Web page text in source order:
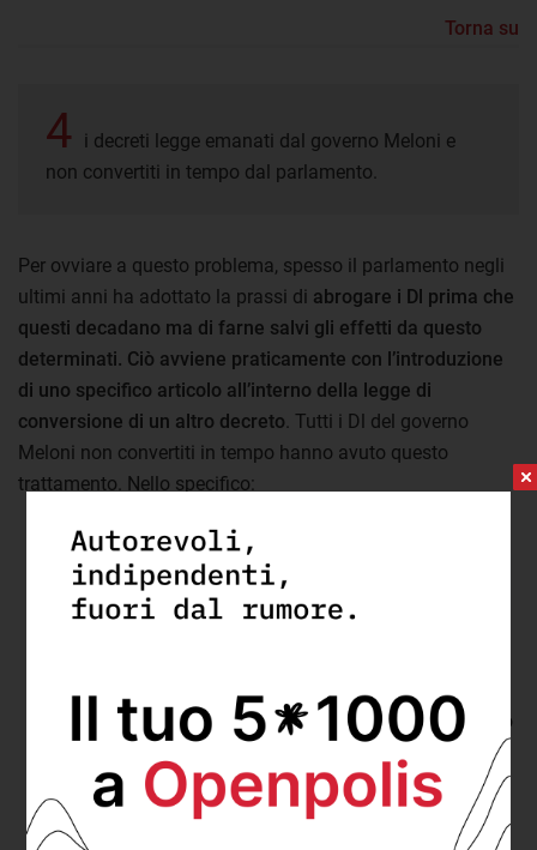
Torna su
4
i decreti legge emanati dal governo Meloni e
non convertiti in tempo dal parlamento.
Per ovviare a questo problema, spesso il parlamento negli
ultimi anni ha adottato la prassi di abrogare i Dl prima che
questi decadano ma di farne salvi gli effetti da questo
determinati. Ciò avviene praticamente con l’introduzione
di uno specifico articolo all’interno della legge di
conversione di un altro decreto . Tutti i Dl del governo
Meloni non convertiti in tempo hanno avuto questo
trattamento. Nello specifico:
ilDl 179/2022che conteneva misure per limitare
l’aumento del costo del carburante ma anche per
finanziare la ricostruzione dopo l’alluvione che ha
colpito le Marche è stato abrogato e recuperato dalla
Dl 4/2023
che conteneva norme in ambito sanitario
riguardava il decreto milleproroghe del 2022
Il cosiddetto decreto rigassificatori(che conteneva